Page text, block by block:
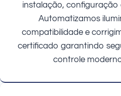
instalação, configuração
Automatizamos
compatibilidade e
certificado garantindo
controle